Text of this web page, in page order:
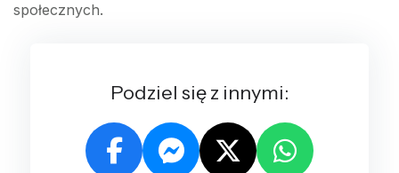
społecznych.
Podziel się z innymi: